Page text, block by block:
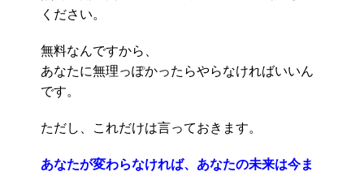
ください。
無料なんですから、
あなたに無理っぽかったらやらなければいいん
です。
ただし、これだけは言っておきます。
あなたが変わらなければ、あなたの未来は今ま